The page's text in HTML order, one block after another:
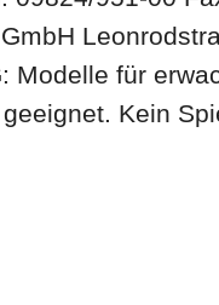
Modelle für
Kein